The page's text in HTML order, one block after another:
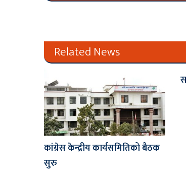
Related News
कांग्रेस केन्द्रीय कार्यसमितिको बैठक
सुरु